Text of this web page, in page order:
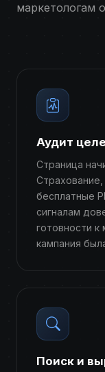
маркетологам
Аудит
Страница
бесплатные
сигналам
готовности
кампания
Поиск и